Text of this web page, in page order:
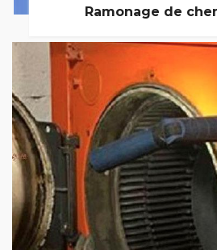
Ramonage de